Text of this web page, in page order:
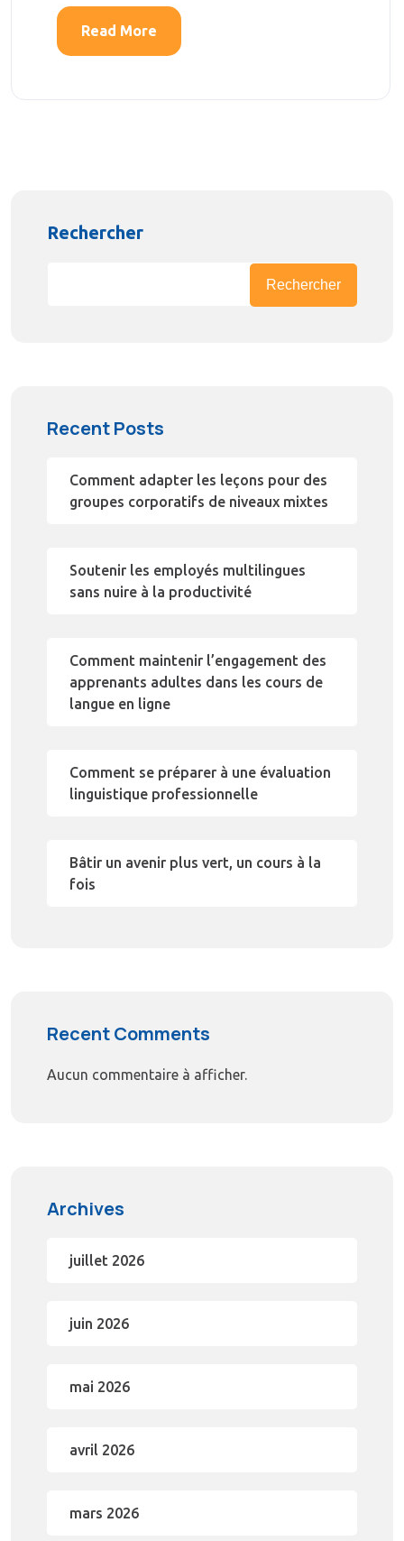
Read More
Rechercher
Rechercher
Recent Posts
Comment adapter les leçons pour des
groupes corporatifs de niveaux mixtes
Soutenir les employés multilingues
sans nuire à la productivité
Comment maintenir l’engagement des
apprenants adultes dans les cours de
langue en ligne
Comment se préparer à une évaluation
linguistique professionnelle
Bâtir un avenir plus vert, un cours à la
fois
Recent Comments
Aucun commentaire à afficher.
Archives
juillet 2026
juin 2026
mai 2026
avril 2026
mars 2026